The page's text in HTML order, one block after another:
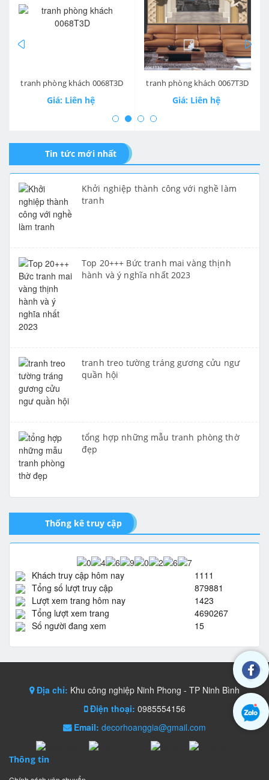
tranh phòng khách 0068T3D
Giá: Liên hệ
tranh phòng khách 0067T3D
Giá: Liên hệ
Tin tức mới nhất
Khởi nghiệp thành công với nghề làm
tranh
Top 20+++ Bức tranh mai vàng thịnh
hành và ý nghĩa nhất 2023
tranh treo tường tráng gương cửu ngư
quần hội
tổng hợp những mẫu tranh phòng thờ
đẹp
Thống kê truy cập
Khách truy cập hôm nay
1111
Tổng số lượt truy cập
879881
Lượt xem trang hôm nay
1423
Tổng lượt xem trang
4690267
Số người đang xem
15
Địa chỉ: Khu công nghiệp Ninh Phong - TP Ninh Bình
Điện thoại: 0985554156
Email: decorhoanggia@gmail.com
Thông tin